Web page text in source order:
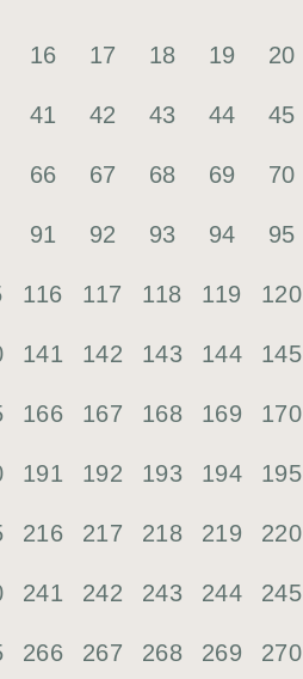
16 17 18 19 20
41 42 43 44 45
66 67 68 69 70
91 92 93 94 95
116 117 118 119 120
141 142 143 144 145
166 167 168 169 170
191 192 193 194 195
216 217 218 219 220
241 242 243 244 245
266 267 268 269 270